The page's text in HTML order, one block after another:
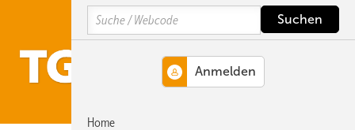
Hauptinhalt
Hauptmenü
SiteSearch
Search
Home